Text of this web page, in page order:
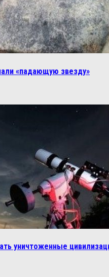
«падающую звезду»
уничтоженные